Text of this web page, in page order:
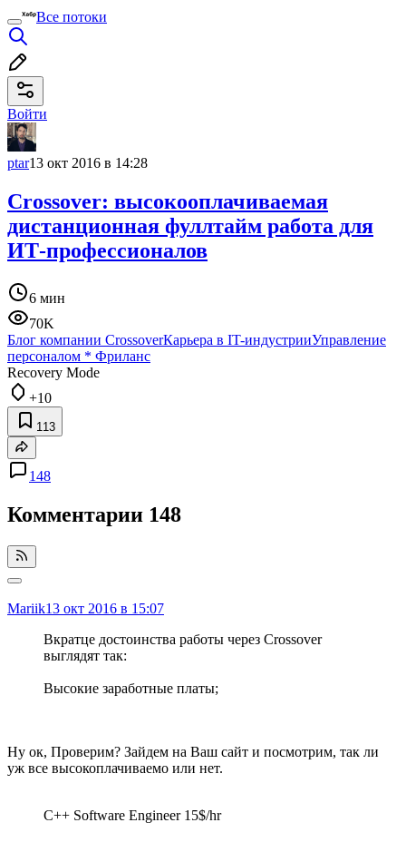
Все потоки
Войти
ptar13 окт 2016 в 14:28
Crossover: высокооплачиваемая
дистанционная фуллтайм работа для
ИТ-профессионалов
6 мин
70K
Блог компании CrossoverКарьера в IT-индустрииУправление
персоналом * Фриланс
Recovery Mode
+10
113
148
Комментарии 148
Mariik13 окт 2016 в 15:07
Вкратце достоинства работы через Crossover
выглядят так:
Высокие заработные платы;
Ну ок, Проверим? Зайдем на Ваш сайт и посмотрим, так ли
уж все высокоплачиваемо или нет.
C++ Software Engineer 15$/hr